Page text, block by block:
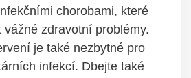
chorobami, které
vážné zdravotní problémy.
je také nezbytné pro
infekcí. Dbejte také